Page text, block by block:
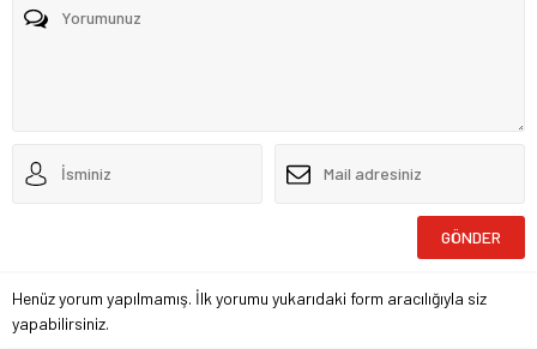
Henüz yorum yapılmamış. İlk yorumu yukarıdaki form aracılığıyla siz
yapabilirsiniz.